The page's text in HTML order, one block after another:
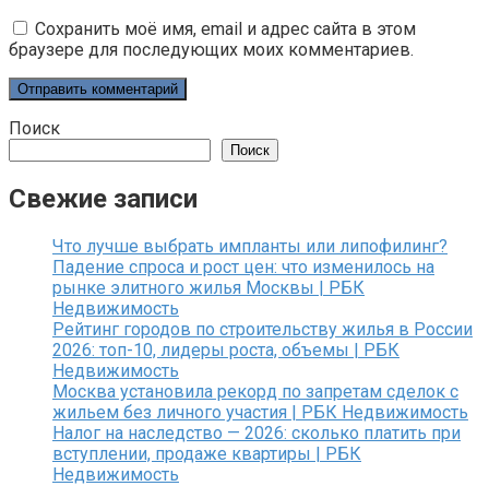
Сохранить моё имя, email и адрес сайта в этом
браузере для последующих моих комментариев.
Поиск
Поиск
Свежие записи
Что лучше выбрать импланты или липофилинг?
Падение спроса и рост цен: что изменилось на
рынке элитного жилья Москвы | РБК
Недвижимость
Рейтинг городов по строительству жилья в России
2026: топ-10, лидеры роста, объемы | РБК
Недвижимость
Москва установила рекорд по запретам сделок с
жильем без личного участия | РБК Недвижимость
Налог на наследство — 2026: сколько платить при
вступлении, продаже квартиры | РБК
Недвижимость